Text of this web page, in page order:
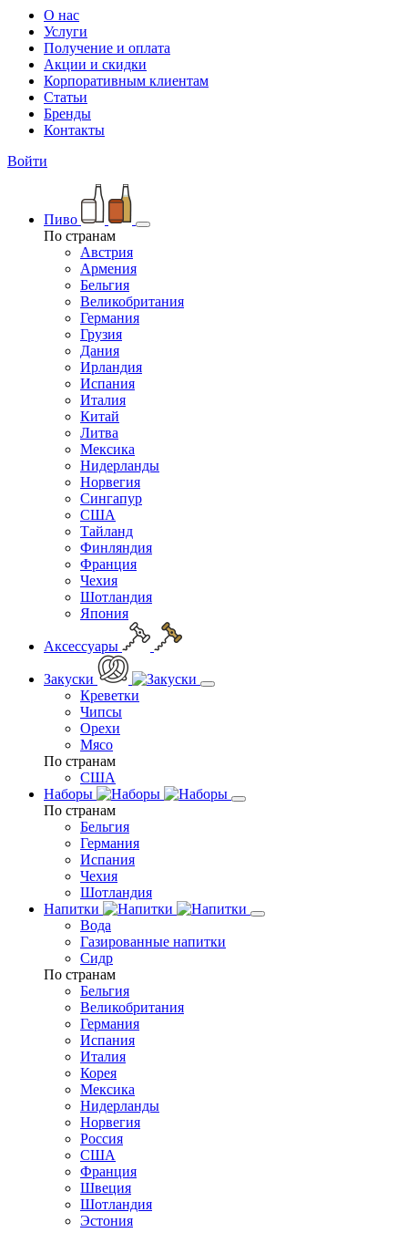
О нас
Услуги
Получение и оплата
Акции и скидки
Корпоративным клиентам
Статьи
Бренды
Контакты
Войти
Пиво
По странам
Австрия
Армения
Бельгия
Великобритания
Германия
Грузия
Дания
Ирландия
Испания
Италия
Китай
Литва
Мексика
Нидерланды
Норвегия
Сингапур
США
Тайланд
Финляндия
Франция
Чехия
Шотландия
Япония
Аксессуары
Закуски
Креветки
Чипсы
Орехи
Мясо
По странам
США
Наборы
По странам
Бельгия
Германия
Испания
Чехия
Шотландия
Напитки
Вода
Газированные напитки
Сидр
По странам
Бельгия
Великобритания
Германия
Испания
Италия
Корея
Мексика
Нидерланды
Норвегия
Россия
США
Франция
Швеция
Шотландия
Эстония